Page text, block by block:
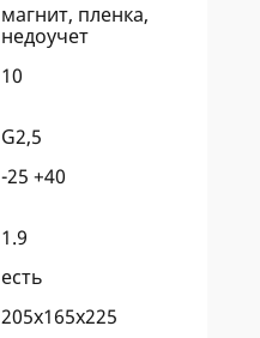
магнит, пленка,
недоучет
10
G2,5
-25 +40
1.9
есть
205х165х225